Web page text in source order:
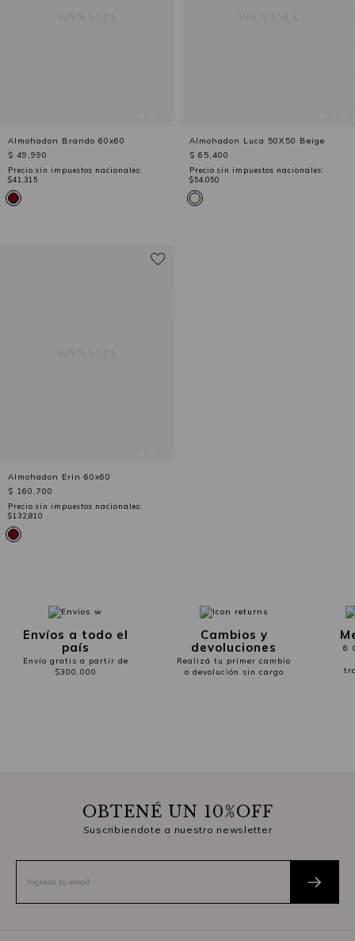
Almohadon Brando 60x60
$ 49,990
Precio sin impuestos nacionales:
$41,315
Almohadon Luca 50X50 Beige
$ 65,400
Precio sin impuestos nacionales:
$54,050
Almohadon Erin 60x60
$ 160,700
Precio sin impuestos nacionales:
$132,810
Envíos a todo el
país
Envío gratis a partir de
$300.000
Cambios y
devoluciones
Realizá tu primer cambio
o devolución sin cargo
6
OBTENÉ UN 10%OFF
Suscribiendote a nuestro newsletter